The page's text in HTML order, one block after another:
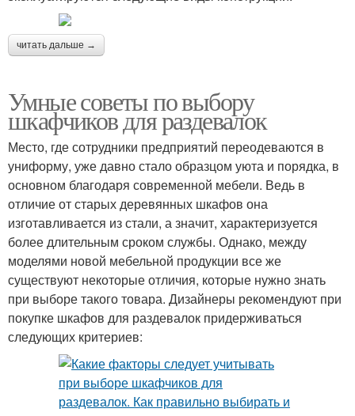
читать дальше →
Умные советы по выбору
шкафчиков для раздевалок
Место, где сотрудники предприятий переодеваются в
униформу, уже давно стало образцом уюта и порядка, в
основном благодаря современной мебели. Ведь в
отличие от старых деревянных шкафов она
изготавливается из стали, а значит, характеризуется
более длительным сроком службы. Однако, между
моделями новой мебельной продукции все же
существуют некоторые отличия, которые нужно знать
при выборе такого товара. Дизайнеры рекомендуют при
покупке шкафов для раздевалок придерживаться
следующих критериев: